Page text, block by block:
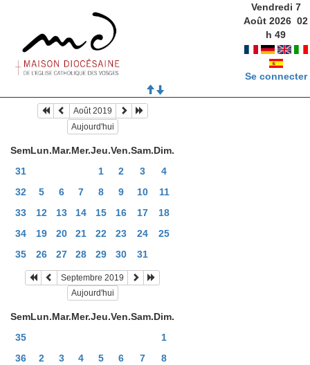
Vendredi 7
Août 2026 02
h49
Se connecter
Août 2019
Aujourd'hui
SemLun.Mar.Mer.Jeu.Ven.Sam.Dim.
31
1 2 3
4
32
5 6 7 8 9 10
11
33
12 13 14 15 16 17
18
34
19 20 21 22 23 24
25
35
26 27 28 29 30 31
Septembre 2019
Aujourd'hui
SemLun.Mar.Mer.Jeu.Ven.Sam.Dim.
35
1
36
2 3 4 5 6 7
8